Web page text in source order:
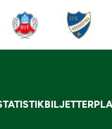
BILJETTER